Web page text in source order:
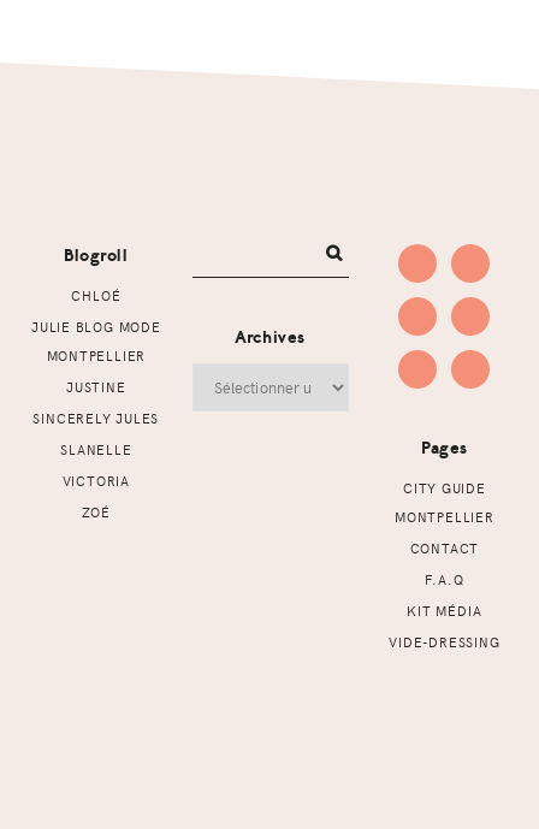
Blogroll
CHLOÉ
JULIE BLOG MODE
MONTPELLIER
JUSTINE
SINCERELY JULES
SLANELLE
VICTORIA
ZOÉ
Archives
Pages
CITY GUIDE
MONTPELLIER
CONTACT
F.A.Q
KIT MÉDIA
VIDE-DRESSING